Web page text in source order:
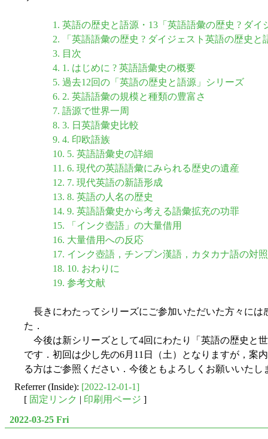
1. 英語の歴史と語源・13「英語語彙の歴史 ? ダ
2. 「英語語彙の歴史 ? ダイジェスト英語の歴史と
3. 目次
4. 1. はじめに ? 英語語彙史の概要
5. 過去12回の「英語の歴史と語源」シリーズ
6. 2. 英語語彙の規模と種類の豊富さ
7. 語源で世界一周
8. 3. 日英語彙史比較
9. 4. 印欧語族
10. 5. 英語語彙史の詳細
11. 6. 現代の英語語彙にみられる歴史の遺産
12. 7. 現代英語の新語形成
13. 8. 英語の人名の歴史
14. 9. 英語語彙史から考える語彙拡充の功罪
15. 「インク壺語」の大量借用
16. 大量借用への反応
17. インク壺語，チンプン漢語，カタカナ語の対
18. 10. おわりに
19. 参考文献
長きにわたってシリーズにご参加いただいた方々には
た．
今後は新シリーズとして4回にわたり「英語の歴史と
です．初回は少し先の6月11日（土）となりますが，案
る方はご参照ください．今後ともよろしくお願いいたし
Referrer (Inside): [2022-12-01-1]
[ 固定リンク | 印刷用ページ ]
2022-03-25 Fri